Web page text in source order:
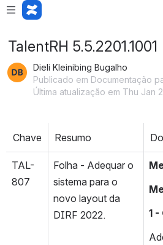
TalentRH 5.5.2201.1001
Dieli Kleinibing Bugalho
Publicado em Documentação
Última atualização em Thu Jan
Chave Resumo
TAL-
807
Folha - Adequar o
sistema para o
novo layout da
DIRF 2022.
1